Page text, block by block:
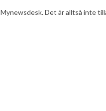
Det är alltså inte